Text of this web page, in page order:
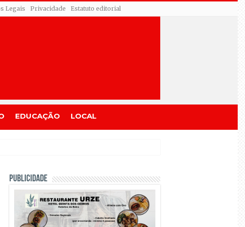
Legais Privacidade Estatuto editorial
EDUCAÇÃO LOCAL
PUBLICIDADE